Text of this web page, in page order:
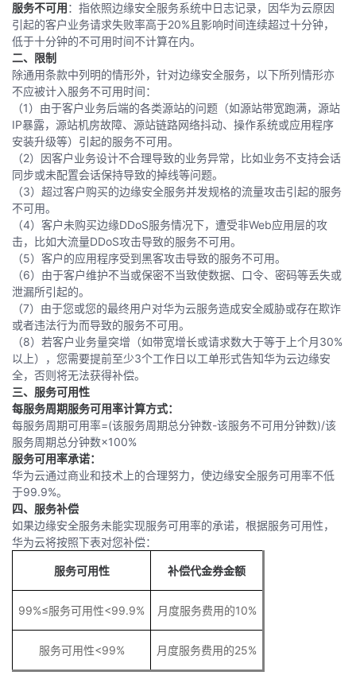
服务不可用：指依照边缘安全服务系统中日志记录，因华为云原因
引起的客户业务请求失败率高于20%且影响时间连续超过十分钟，
低于十分钟的不可用时间不计算在内。
二、限制
除通用条款中列明的情形外，针对边缘安全服务，以下所列情形亦
不应被计入服务不可用时间：
（1）由于客户业务后端的各类源站的问题（如源站带宽跑满，源站
IP暴露，源站机房故障、源站链路网络抖动、操作系统或应用程序
安装升级等）引起的服务不可用。
（2）因客户业务设计不合理导致的业务异常，比如业务不支持会话
同步或未配置会话保持导致的掉线等问题。
（3）超过客户购买的边缘安全服务并发规格的流量攻击引起的服务
不可用。
（4）客户未购买边缘DDoS服务情况下，遭受非Web应用层的攻
击，比如大流量DDoS攻击导致的服务不可用。
（5）客户的应用程序受到黑客攻击导致的服务不可用。
（6）由于客户维护不当或保密不当致使数据、口令、密码等丢失或
泄漏所引起的。
（7）由于您或您的最终用户对华为云服务造成安全威胁或存在欺诈
或者违法行为而导致的服务不可用。
（8）若客户业务量突增（如带宽增长或请求数大于等于上个月30%
以上），您需要提前至少3个工作日以工单形式告知华为云边缘安
全，否则将无法获得补偿。
三、服务可用性
每服务周期服务可用率计算方式：
每服务周期可用率=(该服务周期总分钟数-该服务不可用分钟数)/该
服务周期总分钟数×100%
服务可用率承诺：
华为云通过商业和技术上的合理努力，使边缘安全服务可用率不低
于99.9%。
四、服务补偿
如果边缘安全服务未能实现服务可用率的承诺，根据服务可用性，
华为云将按照下表对您补偿：
服务可用性 补偿代金券金额
99%≤服务可用性<99.9% 月度服务费用的10%
服务可用性<99% 月度服务费用的25%